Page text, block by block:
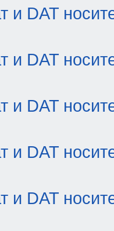
и DAT
и DAT
и DAT
и DAT
и DAT